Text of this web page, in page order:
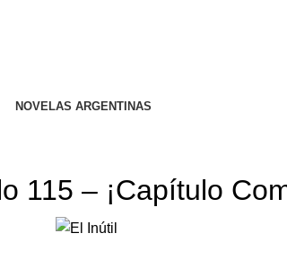
NOVELAS ARGENTINAS
115 – ¡Capítulo